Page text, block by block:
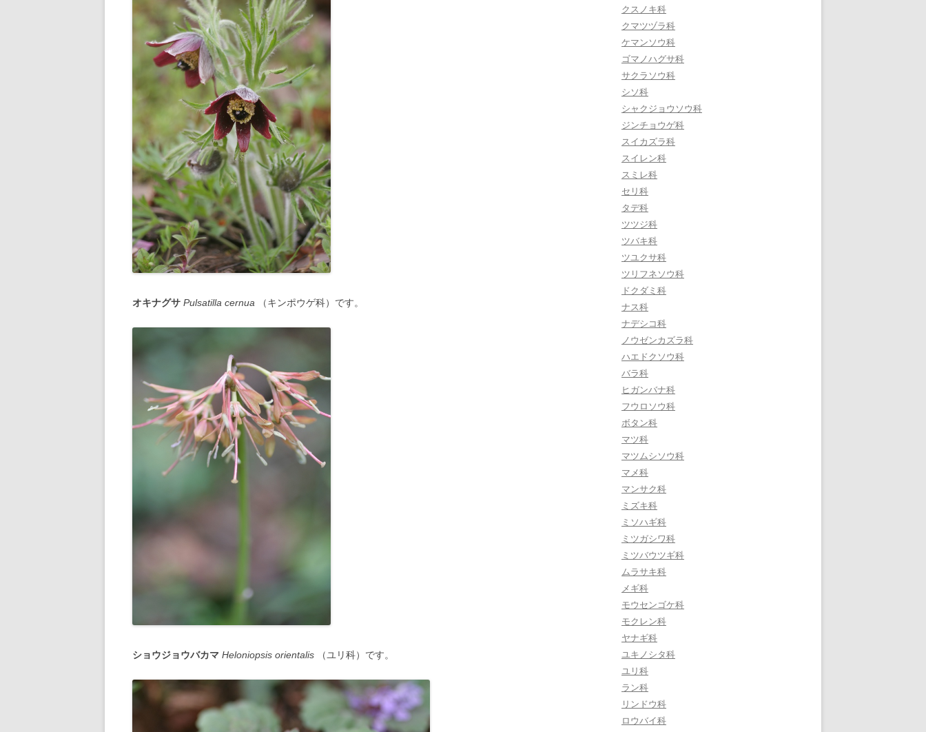
オキナグサ Pulsatilla cernua （キンポウゲ科）です。
ショウジョウバカマ Heloniopsis orientalis （ユリ科）です。
クスノキ科
クマツヅラ科
ケマンソウ科
ゴマノハグサ科
サクラソウ科
シソ科
シャクジョウソウ科
ジンチョウゲ科
スイカズラ科
スイレン科
スミレ科
セリ科
タデ科
ツツジ科
ツバキ科
ツユクサ科
ツリフネソウ科
ドクダミ科
ナス科
ナデシコ科
ノウゼンカズラ科
ハエドクソウ科
バラ科
ヒガンバナ科
フウロソウ科
ボタン科
マツ科
マツムシソウ科
マメ科
マンサク科
ミズキ科
ミソハギ科
ミツガシワ科
ミツバウツギ科
ムラサキ科
メギ科
モウセンゴケ科
モクレン科
ヤナギ科
ユキノシタ科
ユリ科
ラン科
リンドウ科
ロウバイ科